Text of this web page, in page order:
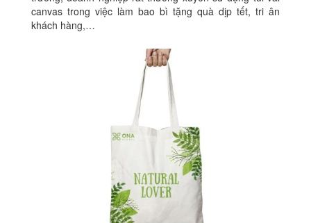
canvas trong việc làm bao bì tặng quà dịp tết, tri ân
khách hàng,…